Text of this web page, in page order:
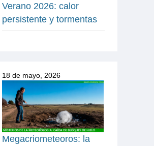
Verano 2026: calor
persistente y tormentas
18 de mayo, 2026
Megacriometeoros: la